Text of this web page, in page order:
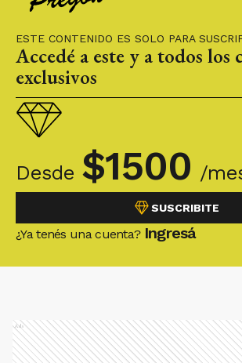
ESTE CONTENIDO ES SOLO PARA
Accedé a este y a todos los
exclusivos
Desde $1500 /
SUSCRIBITE
¿Ya tenés una cuenta? Ingresá
Ads